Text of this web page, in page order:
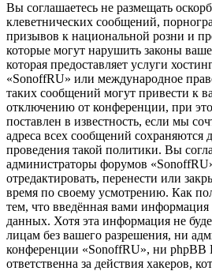
Вы соглашаетесь не размещать
клеветнических сообщений,
призывов к национальной розни и
которые могут нарушить законы
которая предоставляет услуги
«SonoffRU» или международное
таких сообщений могут привести к
отключению от конференции, при
поставлен в известность, если мы
адреса всех сообщений сохраняются
проведения такой политики. Вы
администраторы форумов
отредактировать, перенести или
время по своему усмотрению. Как
тем, что введённая вами информация
данных. Хотя эта информация не
лицам без вашего разрешения, ни
конференции «SonoffRU», ни phpBB
ответственна за действия хакеров,